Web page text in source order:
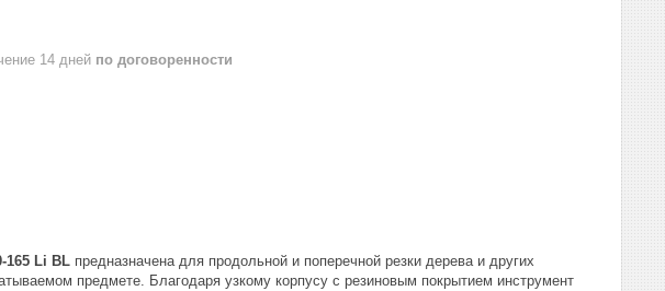
14 дней по договоренности
165 Li BL предназначена для продольной и поперечной резки дерева и других
предмете. Благодаря узкому корпусу с резиновым покрытием инструмент